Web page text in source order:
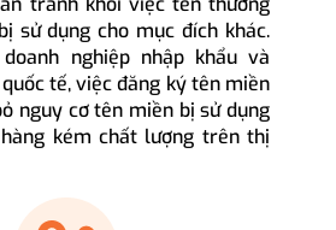
sử dụng cho mục đích khác.
nghiệp nhập khẩu và
tế, việc đăng ký tên miền
nguy cơ tên miền bị sử dụng
kém chất lượng trên thị